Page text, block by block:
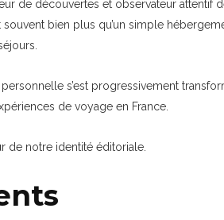
de découvertes et observateur
bien plus qu’un simple
s’est progressivement
de voyage en France.
de notre identité éditoriale.